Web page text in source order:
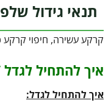
תנאי גידול
קרקע עשירה, חיפוי
איך להתחיל
איך להתחיל לגדל: